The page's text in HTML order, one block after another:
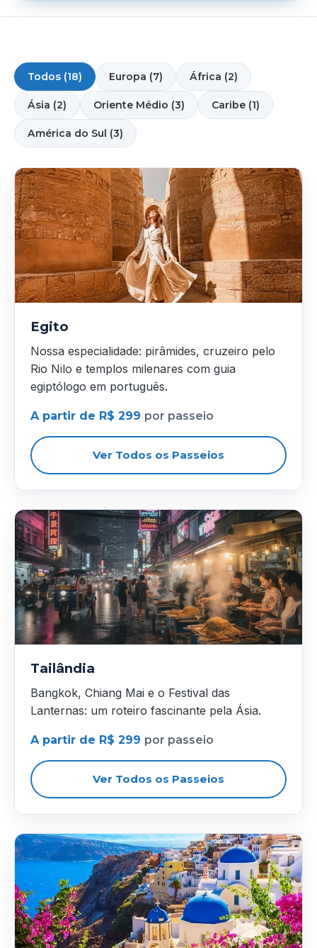
Todos (18) Europa (7) África (2)
Ásia (2) Oriente Médio (3) Caribe (1)
América do Sul (3)
Egito
Nossa especialidade: pirâmides, cruzeiro pelo
Rio Nilo e templos milenares com guia
egiptólogo em português.
A partir de R$ 299 por passeio
Ver Todos os Passeios
Tailândia
Bangkok, Chiang Mai e o Festival das
Lanternas: um roteiro fascinante pela Ásia.
A partir de R$ 299 por passeio
Ver Todos os Passeios